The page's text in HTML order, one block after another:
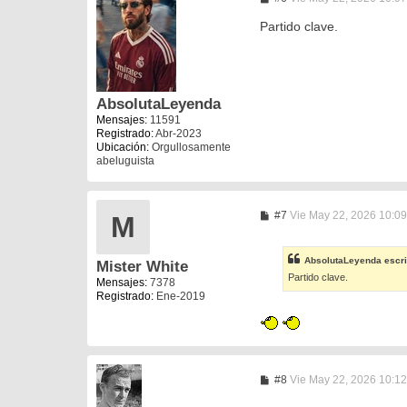
AbsolutaLeyenda
Mensajes: 11591
Registrado:Abr-2023
Ubicación: Orgullosamente
abeluguista
n
Partido clave.
M
Mister White
Mensajes: 7378
Registrado: Ene-2019
#7M
s
a
e
Vie May 22, 2026
AbsolutaLeyenda
Partido clave.
#8MVie May 22, 2026